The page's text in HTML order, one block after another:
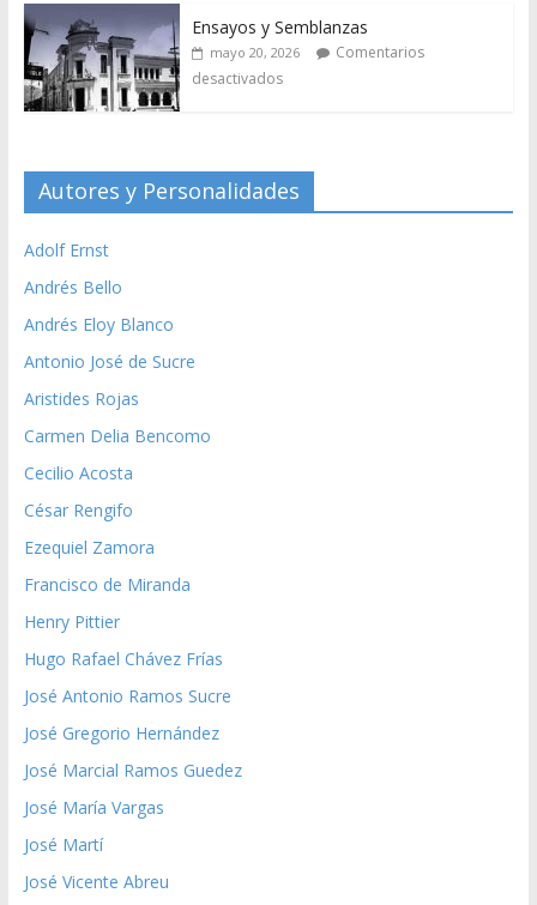
Ensayos y Semblanzas
mayo 20, 2026
Comentarios
desactivados
Autores y Personalidades
Adolf Ernst
Andrés Bello
Andrés Eloy Blanco
Antonio José de Sucre
Aristides Rojas
Carmen Delia Bencomo
Cecilio Acosta
César Rengifo
Ezequiel Zamora
Francisco de Miranda
Henry Pittier
Hugo Rafael Chávez Frías
José Antonio Ramos Sucre
José Gregorio Hernández
José Marcial Ramos Guedez
José María Vargas
José Martí
José Vicente Abreu